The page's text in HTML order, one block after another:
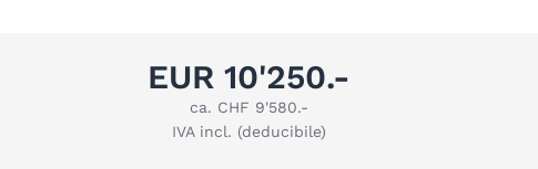
EUR 10'250.-
ca. CHF 9'580.-
IVA incl. (deducibile)